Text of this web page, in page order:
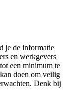
je de informatie
en werkgevers
een minimum te
doen om veilig
Denk bij